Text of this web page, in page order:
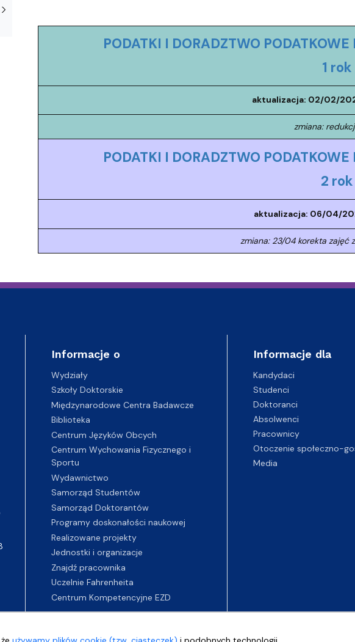
PODATKI I DORADZTWO
1 rok
aktualizacja: 02/02/
zmiana:
PODATKI I DORADZTWO
2 rok
aktualizacja: 06/04/
zmiana: 23/04 korekta zajęć
Informacje o
Wydziały
Szkoły Doktorskie
Międzynarodowe Centra Badawcze
Biblioteka
Centrum Języków Obcych
Centrum Wychowania Fizycznego i
Sportu
Wydawnictwo
Samorząd Studentów
Samorząd Doktorantów
Programy doskonałości naukowej
Realizowane projekty
Jednostki i organizacje
Znajdź pracownika
Uczelnie Fahrenheita
Centrum Kompetencyjne EZD
Informacje dla
Kandydaci
Studenci
Doktoranci
Absolwenci
Pracownicy
Otoczenie społeczno-
Media